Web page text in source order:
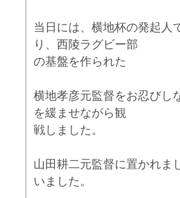
当日には、横地杯の発起人
り、西陵ラグビー部
の基盤を作られた
横地孝彦元監督をお忍びし
を緩ませながら観
戦しました。
山田耕二元監督に置かれま
いました。